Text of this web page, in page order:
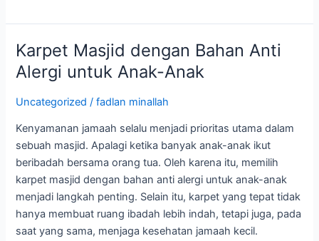
Karpet Masjid dengan Bahan Anti
Alergi untuk Anak-Anak
Uncategorized /fadlan minallah
Kenyamanan jamaah selalu menjadi prioritas utama dalam
sebuah masjid. Apalagi ketika banyak anak-anak ikut
beribadah bersama orang tua. Oleh karena itu, memilih
karpet masjid dengan bahan anti alergi untuk anak-anak
menjadi langkah penting. Selain itu, karpet yang tepat tidak
hanya membuat ruang ibadah lebih indah, tetapi juga, pada
saat yang sama, menjaga kesehatan jamaah kecil.
Karpet
Masjid
dengan
Bahan
Alergi
untuk
Anak-
Anak